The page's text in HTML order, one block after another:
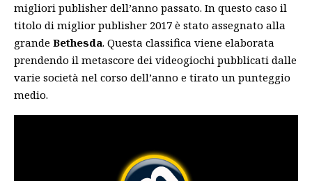
migliori publisher dell’anno passato. In questo caso il
titolo di miglior publisher 2017 è stato assegnato alla
grande Bethesda. Questa classifica viene elaborata
prendendo il metascore dei videogiochi pubblicati dalle
varie società nel corso dell’anno e tirato un punteggio
medio.